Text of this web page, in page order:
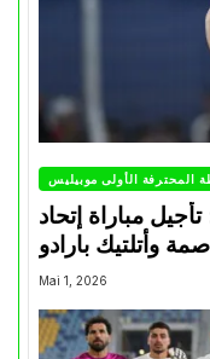
المحترفة الأولى موبيليس
مباراة إتحاد
وأتلتيك بارادو
Mai 1, 2026